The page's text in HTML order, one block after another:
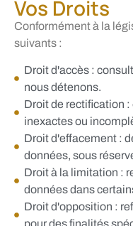
Vos Droits
Conformément à la
suivants :
Droit d'accès :
nous détenons.
Droit de rectification
inexactes ou
Droit d'effacement :
données, sous
Droit à la limitation :
données dans
Droit d'opposition :
pour des finalités